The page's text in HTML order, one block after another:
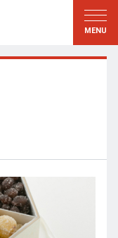
る
能